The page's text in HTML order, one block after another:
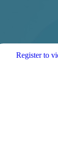
Register to